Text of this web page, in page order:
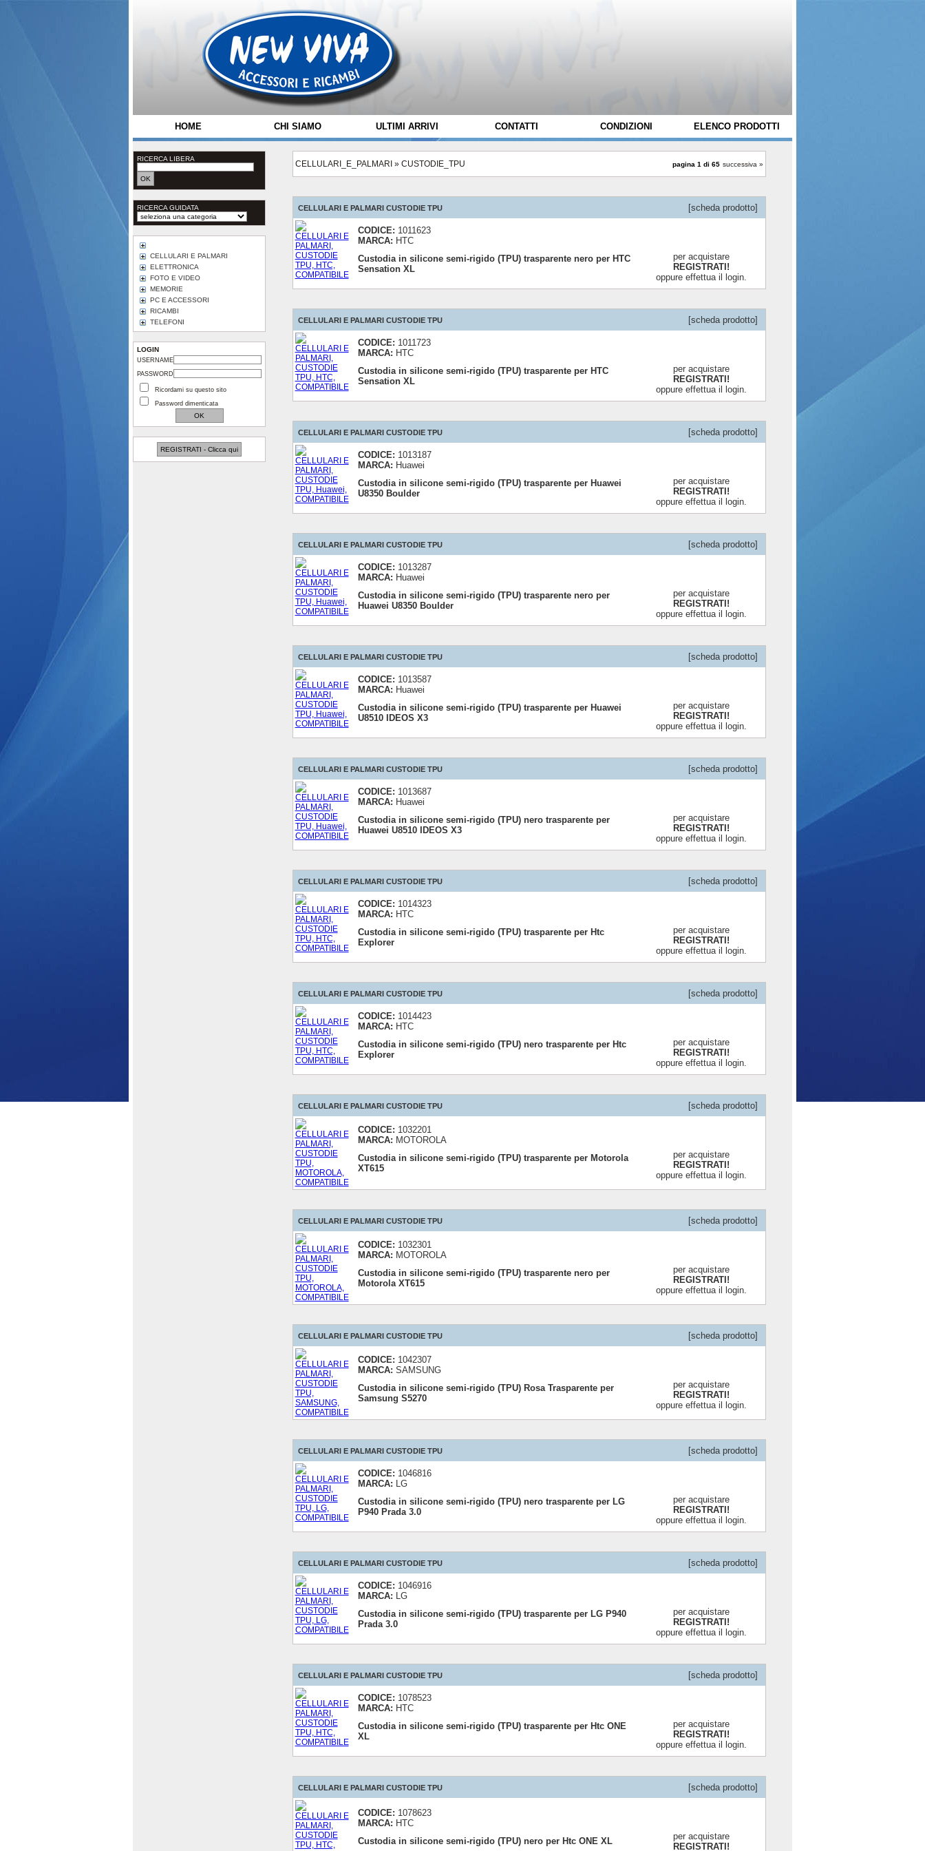
HOME CHI SIAMO ULTIMI ARRIVI CONTATTI CONDIZIONI ELENCO PRODOTTI
RICERCA LIBERA
RICERCA GUIDATA
CELLULARI E PALMARI
ELETTRONICA
FOTO E VIDEO
MEMORIE
PC E ACCESSORI
RICAMBI
TELEFONI
LOGIN
USERNAME
PASSWORD
Ricordami su questo sito
Password dimenticata
REGISTRATI - Clicca qui
CELLULARI_E_PALMARI » CUSTODIE_TPU pagina 1 di 65 successiva »
CELLULARI E PALMARI CUSTODIE TPU [scheda prodotto]
CODICE: 1011623
MARCA: HTC
Custodia in silicone semi-rigido (TPU) trasparente nero per HTC
Sensation XL
per acquistare
REGISTRATI!
oppure effettua il login.
CELLULARI E PALMARI CUSTODIE TPU [scheda prodotto]
CODICE: 1011723
MARCA: HTC
Custodia in silicone semi-rigido (TPU) trasparente per HTC
Sensation XL
per acquistare
REGISTRATI!
oppure effettua il login.
CELLULARI E PALMARI CUSTODIE TPU [scheda prodotto]
CODICE: 1013187
MARCA: Huawei
Custodia in silicone semi-rigido (TPU) trasparente per Huawei
U8350 Boulder
per acquistare
REGISTRATI!
oppure effettua il login.
CELLULARI E PALMARI CUSTODIE TPU [scheda prodotto]
CODICE: 1013287
MARCA: Huawei
Custodia in silicone semi-rigido (TPU) trasparente nero per
Huawei U8350 Boulder
per acquistare
REGISTRATI!
oppure effettua il login.
CELLULARI E PALMARI CUSTODIE TPU [scheda prodotto]
CODICE: 1013587
MARCA: Huawei
Custodia in silicone semi-rigido (TPU) trasparente per Huawei
U8510 IDEOS X3
per acquistare
REGISTRATI!
oppure effettua il login.
CELLULARI E PALMARI CUSTODIE TPU [scheda prodotto]
CODICE: 1013687
MARCA: Huawei
Custodia in silicone semi-rigido (TPU) nero trasparente per
Huawei U8510 IDEOS X3
per acquistare
REGISTRATI!
oppure effettua il login.
CELLULARI E PALMARI CUSTODIE TPU [scheda prodotto]
CODICE: 1014323
MARCA: HTC
Custodia in silicone semi-rigido (TPU) trasparente per Htc
Explorer
per acquistare
REGISTRATI!
oppure effettua il login.
CELLULARI E PALMARI CUSTODIE TPU [scheda prodotto]
CODICE: 1014423
MARCA: HTC
Custodia in silicone semi-rigido (TPU) nero trasparente per Htc
Explorer
per acquistare
REGISTRATI!
oppure effettua il login.
CELLULARI E PALMARI CUSTODIE TPU [scheda prodotto]
CODICE: 1032201
MARCA: MOTOROLA
Custodia in silicone semi-rigido (TPU) trasparente per Motorola
XT615
per acquistare
REGISTRATI!
oppure effettua il login.
CELLULARI E PALMARI CUSTODIE TPU [scheda prodotto]
CODICE: 1032301
MARCA: MOTOROLA
Custodia in silicone semi-rigido (TPU) trasparente nero per
Motorola XT615
per acquistare
REGISTRATI!
oppure effettua il login.
CELLULARI E PALMARI CUSTODIE TPU [scheda prodotto]
CODICE: 1042307
MARCA: SAMSUNG
Custodia in silicone semi-rigido (TPU) Rosa Trasparente per
Samsung S5270
per acquistare
REGISTRATI!
oppure effettua il login.
CELLULARI E PALMARI CUSTODIE TPU [scheda prodotto]
CODICE: 1046816
MARCA: LG
Custodia in silicone semi-rigido (TPU) nero trasparente per LG
P940 Prada 3.0
per acquistare
REGISTRATI!
oppure effettua il login.
CELLULARI E PALMARI CUSTODIE TPU [scheda prodotto]
CODICE: 1046916
MARCA: LG
Custodia in silicone semi-rigido (TPU) trasparente per LG P940
Prada 3.0
per acquistare
REGISTRATI!
oppure effettua il login.
CELLULARI E PALMARI CUSTODIE TPU [scheda prodotto]
CODICE: 1078523
MARCA: HTC
Custodia in silicone semi-rigido (TPU) trasparente per Htc ONE
XL
per acquistare
REGISTRATI!
oppure effettua il login.
CELLULARI E PALMARI CUSTODIE TPU [scheda prodotto]
CODICE: 1078623
MARCA: HTC
Custodia in silicone semi-rigido (TPU) nero per Htc ONE XL
per acquistare
REGISTRATI!